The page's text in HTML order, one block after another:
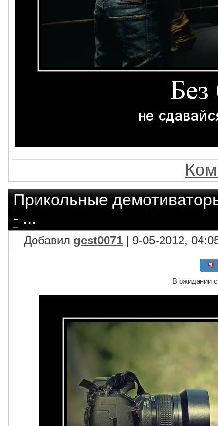
Прикольные
- ...
Добавил gest0071 | 9-05-2012,
В ожидании